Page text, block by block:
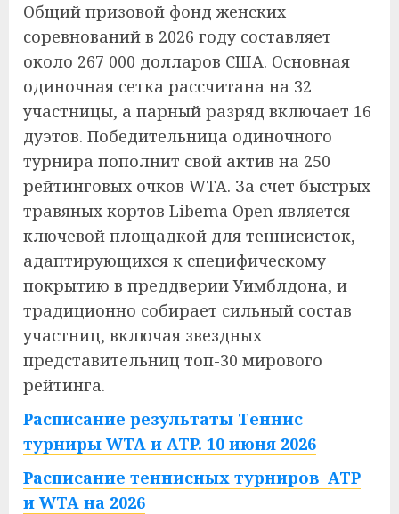
Общий призовой фонд женских
соревнований в 2026 году составляет
около 267 000 долларов США. Основная
одиночная сетка рассчитана на 32
участницы, а парный разряд включает 16
дуэтов. Победительница одиночного
турнира пополнит свой актив на 250
рейтинговых очков WTA. За счет быстрых
травяных кортов Libema Open является
ключевой площадкой для теннисисток,
адаптирующихся к специфическому
покрытию в преддверии Уимблдона, и
традиционно собирает сильный состав
участниц, включая звездных
представительниц топ-30 мирового
рейтинга.
Расписание результаты Теннис
турниры WTA и ATP. 10 июня 2026
Расписание теннисных турниров ATP
и WTA на 2026